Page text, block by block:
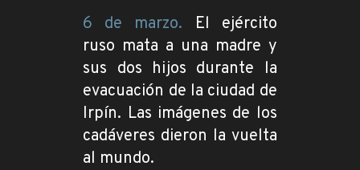
6 de marzo. El ejército
ruso mata a una madre y
sus dos hijos durante la
evacuación de la ciudad de
Irpín. Las imágenes de los
cadáveres dieron la vuelta
al mundo.